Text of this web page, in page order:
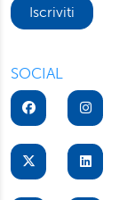
Iscriviti
SOCIAL